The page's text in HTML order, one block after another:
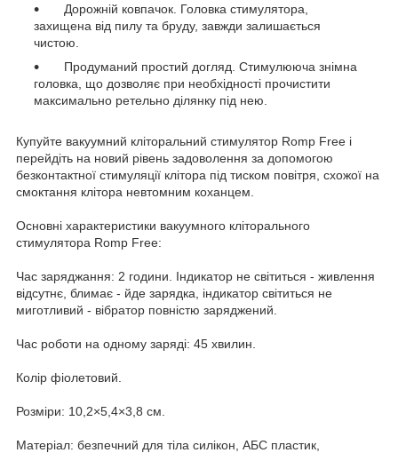
Дорожній ковпачок. Головка стимулятора,
захищена від пилу та бруду, завжди залишається
чистою.
Продуманий простий догляд. Стимулююча знімна
головка, що дозволяє при необхідності прочистити
максимально ретельно ділянку під нею.
Купуйте вакуумний кліторальний стимулятор Romp Free і
перейдіть на новий рівень задоволення за допомогою
безконтактної стимуляції клітора під тиском повітря, схожої на
смоктання клітора невтомним коханцем.
Основні характеристики вакуумного кліторального
стимулятора Romp Free:
Час заряджання: 2 години. Індикатор не світиться - живлення
відсутнє, блимає - йде зарядка, індикатор світиться не
миготливий - вібратор повністю заряджений.
Час роботи на одному заряді: 45 хвилин.
Колір фіолетовий.
Розміри: 10,2×5,4×3,8 см.
Матеріал: безпечний для тіла силікон, АБС пластик,